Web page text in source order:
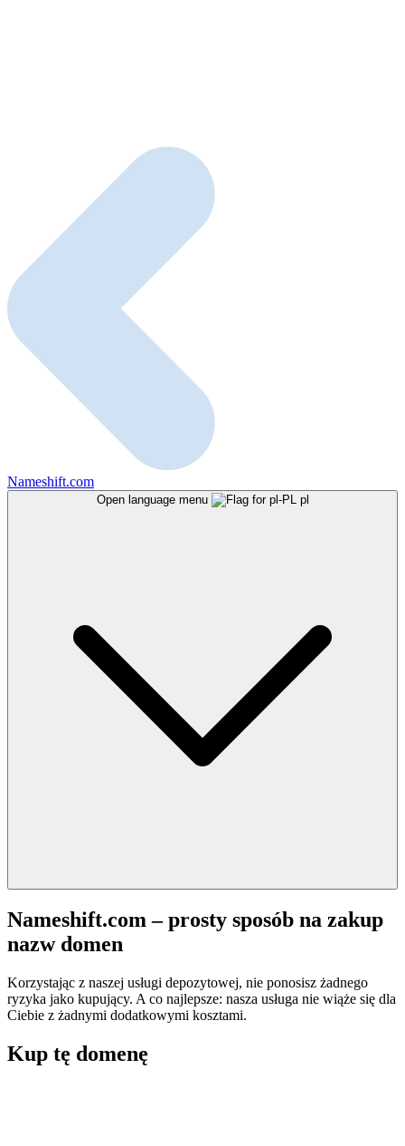
Nameshift.com
Open language menu pl
Nameshift.com – prosty sposób na zakup
nazw domen
Korzystając z naszej usługi depozytowej, nie ponosisz żadnego
ryzyka jako kupujący. A co najlepsze: nasza usługa nie wiąże się dla
Ciebie z żadnymi dodatkowymi kosztami.
Kup tę domenę